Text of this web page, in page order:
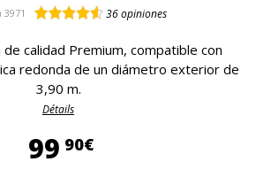
3971 36opiniones
calidad Premium, compatible con
redonda de un diámetro exterior de
3,90 m.
Détails
99 90€99,90 €